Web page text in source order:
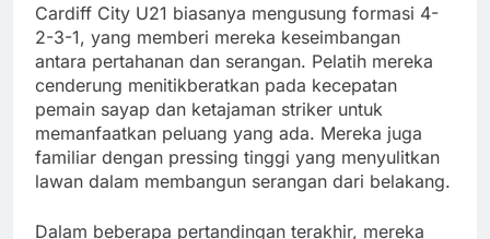
Cardiff City U21 biasanya mengusung formasi 4-
2-3-1, yang memberi mereka keseimbangan
antara pertahanan dan serangan. Pelatih mereka
cenderung menitikberatkan pada kecepatan
pemain sayap dan ketajaman striker untuk
memanfaatkan peluang yang ada. Mereka juga
familiar dengan pressing tinggi yang menyulitkan
lawan dalam membangun serangan dari belakang.
Dalam beberapa pertandingan terakhir, mereka